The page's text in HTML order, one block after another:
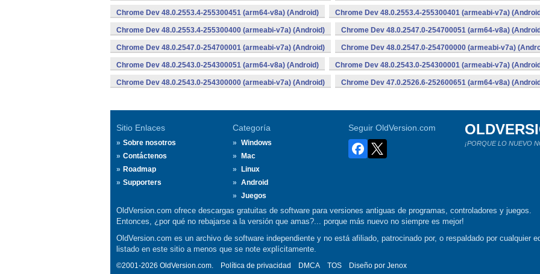
Chrome Dev 48.0.2553.4-255300451 (arm64-v8a) (Android) Chrome Dev 48.0.2553.4-255300401 (armeabi-v7a)
Chrome Dev 48.0.2553.4-255300400 (armeabi-v7a) (Android) Chrome Dev 48.0.2547.0-254700051 (arm64-v8a)
Chrome Dev 48.0.2547.0-254700001 (armeabi-v7a) (Android) Chrome Dev 48.0.2547.0-254700000 (armeabi-v7a)
Chrome Dev 48.0.2543.0-254300051 (arm64-v8a) (Android) Chrome Dev 48.0.2543.0-254300001 (armeabi-v7a)
Chrome Dev 48.0.2543.0-254300000 (armeabi-v7a) (Android) Chrome Dev 47.0.2526.6-252600651 (arm64-v8a)
Sitio Enlaces
Sobre nosotros
Contáctenos
Roadmap
Supporters
Categoría
Windows
Mac
Linux
Android
Juegos
Seguir OldVersion.com
¡PORQUE LO NUEVO
OldVersion.com ofrece descargas gratuitas de software para versiones antiguas de programas, controladores y juegos.
Entonces, ¿por qué no rebajarse a la versión que amas?... porque más nuevo no siempre es mejor!
OldVersion.com es un archivo de software independiente y no está afiliado, patrocinado por, o respaldado por cualquier
listado en este sitio a menos que se note explícitamente.
©2001-2026 OldVersion.com. Política de privacidad DMCA TOS Diseño por Jenox